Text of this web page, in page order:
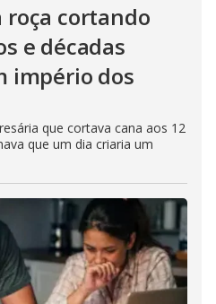
roça cortando
e décadas
império dos
que cortava cana aos 12
que um dia criaria um